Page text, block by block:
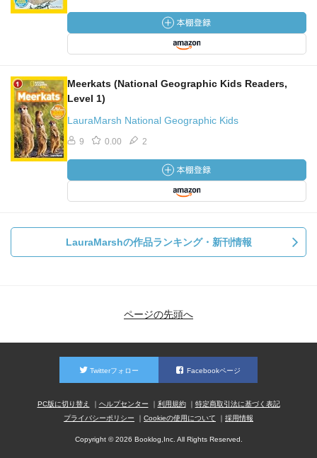
Meerkats (National Geographic Kids Readers,
Level 1)
LauraMarsh National Geographic Kids
9 0.00 2
LauraMarshの作品ランキング・新刊情報
ページの先頭へ
Twitterフォロー Facebookページ
PC版に切り替え ヘルプセンター 利用規約
特定商取引法に基づく表記
プライバシーポリシー
Cookieの使用について 採用情報
Copyright © 2026 Booklog,Inc. All Rights Reserved.